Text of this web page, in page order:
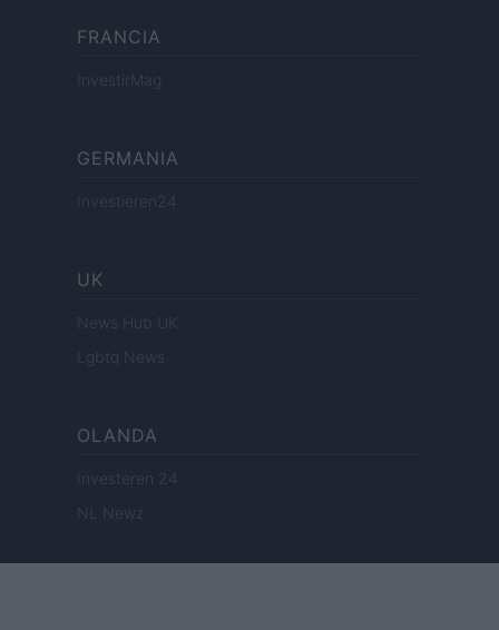
FRANCIA
InvestirMag
GERMANIA
Investieren24
UK
News Hub UK
Lgbtq News
OLANDA
Investeren 24
NL Newz